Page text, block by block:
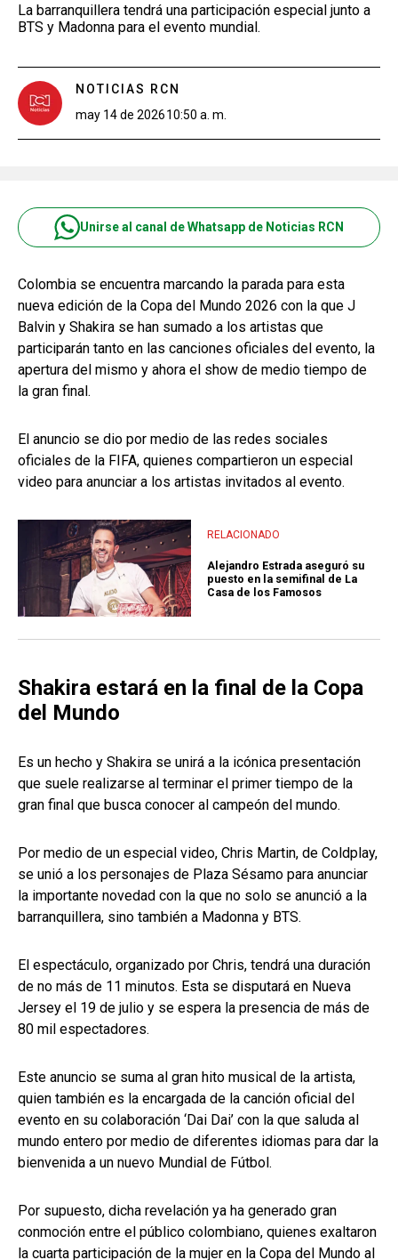
La barranquillera tendrá una participación especial junto a
BTS y Madonna para el evento mundial.
NOTICIAS RCN
may 14 de 202610:50 a. m.
Unirse al canal de Whatsapp de Noticias RCN
Colombia se encuentra marcando la parada para esta
nueva edición de la Copa del Mundo 2026 con la que J
Balvin y Shakira se han sumado a los artistas que
participarán tanto en las canciones oficiales del evento, la
apertura del mismo y ahora el show de medio tiempo de
la gran final.
El anuncio se dio por medio de las redes sociales
oficiales de la FIFA, quienes compartieron un especial
video para anunciar a los artistas invitados al evento.
RELACIONADO
Alejandro Estrada aseguró su
puesto en la semifinal de La
Casa de los Famosos
Shakira estará en la final de la Copa
del Mundo
Es un hecho y Shakira se unirá a la icónica presentación
que suele realizarse al terminar el primer tiempo de la
gran final que busca conocer al campeón del mundo.
Por medio de un especial video, Chris Martin, de Coldplay,
se unió a los personajes de Plaza Sésamo para anunciar
la importante novedad con la que no solo se anunció a la
barranquillera, sino también a Madonna y BTS.
El espectáculo, organizado por Chris, tendrá una duración
de no más de 11 minutos. Esta se disputará en Nueva
Jersey el 19 de julio y se espera la presencia de más de
80 mil espectadores.
Este anuncio se suma al gran hito musical de la artista,
quien también es la encargada de la canción oficial del
evento en su colaboración ‘Dai Dai’ con la que saluda al
mundo entero por medio de diferentes idiomas para dar la
bienvenida a un nuevo Mundial de Fútbol.
Por supuesto, dicha revelación ya ha generado gran
conmoción entre el público colombiano, quienes exaltaron
la cuarta participación de la mujer en la Copa del Mundo al